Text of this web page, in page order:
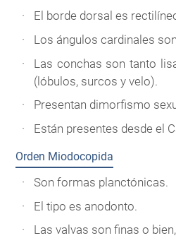
El borde dorsal es
Los ángulos cardinales
Las conchas son tanto
(lóbulos, surcos y velo).
Presentan dimorfismo
Están presentes desde el
Orden Miodocopida
Son formas planctónicas.
El tipo es anodonto.
Las valvas son finas o